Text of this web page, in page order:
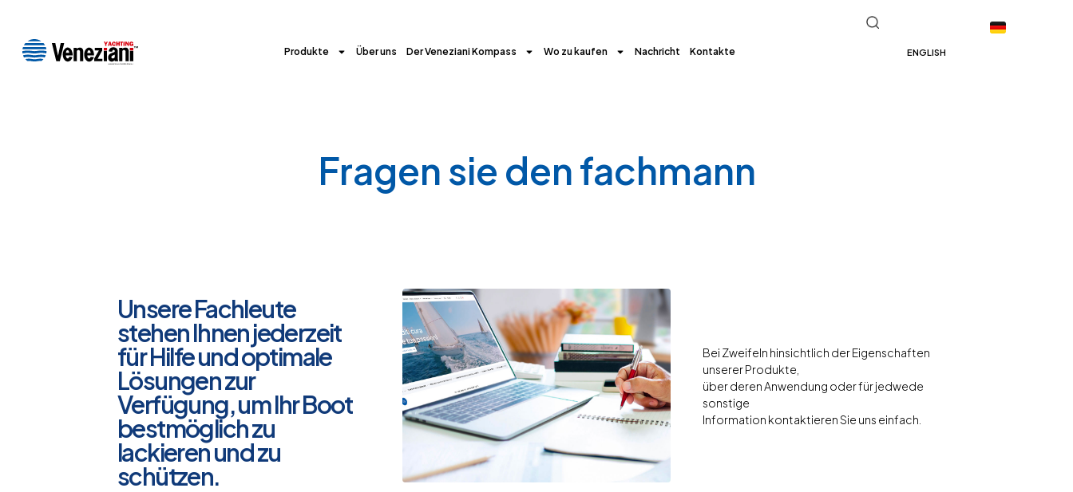
Produkte Über uns Der Veneziani Kompass Wo zu kaufen Nachricht Kontakte ENGLISH
Fragen sie den fachmann
Unsere Fachleute
stehen Ihnen jederzeit
für Hilfe und optimale
Lösungen zur
Verfügung, um Ihr Boot
bestmöglich zu
lackieren und zu
schützen.
Bei Zweifeln hinsichtlich der Eigenschaften
unserer Produkte,
über deren Anwendung oder für jedwede
sonstige
Information kontaktieren Sie uns einfach.